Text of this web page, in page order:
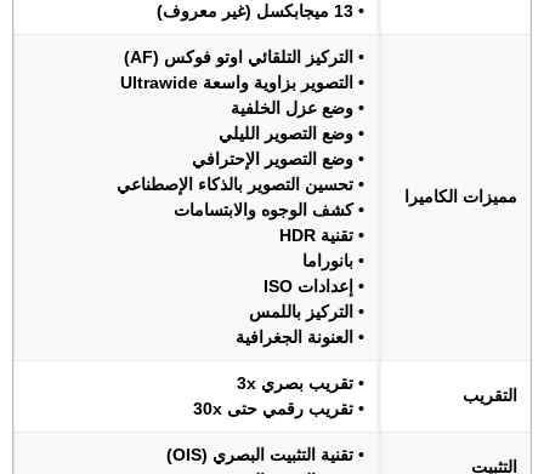
• 13 ميجابكسل (غير معروف)
مميزات الكاميرا
• التركيز التلقائي اوتو فوكس (AF)
• التصوير بزاوية واسعة Ultrawide
• وضع عزل الخلفية
• وضع التصوير الليلي
• وضع التصوير الإحترافي
• تحسين التصوير بالذكاء الإصطناعي
• كشف الوجوه والابتسامات
• تقنية HDR
• بانوراما
• إعدادات ISO
• التركيز باللمس
• العنونة الجغرافية
التقريب
• تقريب بصري 3x
• تقريب رقمي حتى 30x
التثبيت
• تقنية التثبيت البصري (OIS)